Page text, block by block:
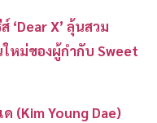
‘Dear X’ ลุ้นสวม
หม่ของผู้กำกับ Sweet
(Kim Young Dae)